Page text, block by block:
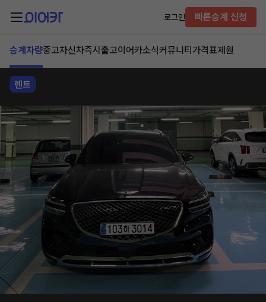
로그인 빠른승계 신청
승계차량중고차신차즉시출고이어카소식커뮤니티 가격표제원
렌트